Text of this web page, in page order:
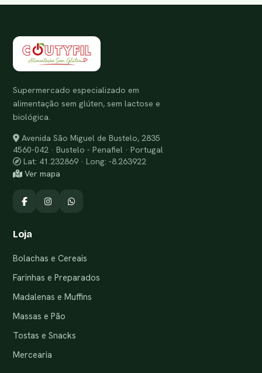
Supermercado especializado em
alimentação sem glúten, sem lactose e
biológica.
Avenida São Miguel de Bustelo, 2835
4560-042 · Bustelo - Penafiel · Portugal
Lat: 41.232869 · Long: -8.263922
Ver mapa
Loja
Bolachas e Cereais
Farinhas e Preparados
Madalenas e Muffins
Massas e Pão
Tostas e Snacks
Mercearia